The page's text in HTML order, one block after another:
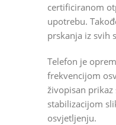
certificiranom
upotrebu.
prskanja iz svih
Telefon je
frekvencijom
živopisan prikaz
stabilizacijom
osvjetljenju.